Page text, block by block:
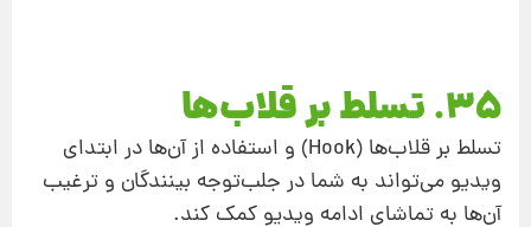
35. تسلط بر قلاب‌ها
تسلط بر قلاب‌ها (Hook) و استفاده از آن‌ها در ابتدای
ویدیو می‌تواند به شما در جلب‌توجه بینندگان و ترغیب
آن‌ها به تماشای ادامه ویدیو کمک کند.